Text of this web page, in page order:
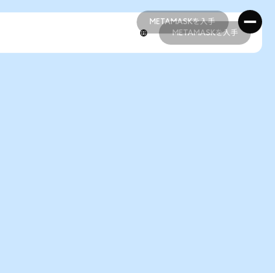
METAMASKを入手
METAMASKを入手
METAMASKを入手